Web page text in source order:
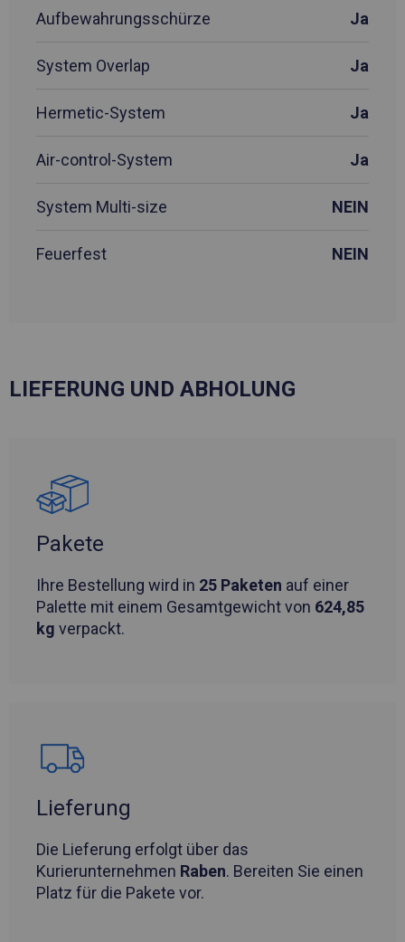
Aufbewahrungsschürze Ja
System Overlap Ja
Hermetic-System Ja
Air-control-System Ja
System Multi-size NEIN
Feuerfest NEIN
LIEFERUNG UND ABHOLUNG
Pakete
Ihre Bestellung wird in 25 Paketen auf einer
Palette mit einem Gesamtgewicht von 624,85
kg verpackt.
Lieferung
Die Lieferung erfolgt über das
Kurierunternehmen Raben. Bereiten Sie einen
Platz für die Pakete vor.